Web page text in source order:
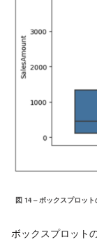
図 14 – ボックスプロット
ボックスプロット